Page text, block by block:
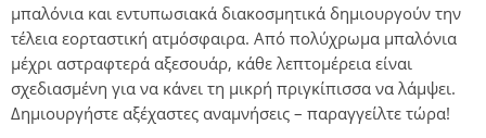
μπαλόνια και εντυπωσιακά διακοσμητικά δημιουργούν την
τέλεια εορταστική ατμόσφαιρα. Από πολύχρωμα μπαλόνια
μέχρι αστραφτερά αξεσουάρ, κάθε λεπτομέρεια είναι
σχεδιασμένη για να κάνει τη μικρή πριγκίπισσα να λάμψει.
Δημιουργήστε αξέχαστες αναμνήσεις – παραγγείλτε τώρα!